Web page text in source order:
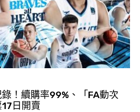
！續購率99%、「FA動次
日開賣